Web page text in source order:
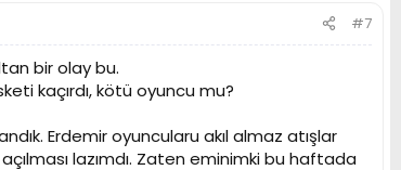
#7
bir olay bu.
kaçırdı, kötü oyuncu mu?
Erdemir oyuncularu akıl almaz atışlar
lazımdı. Zaten eminimki bu haftada